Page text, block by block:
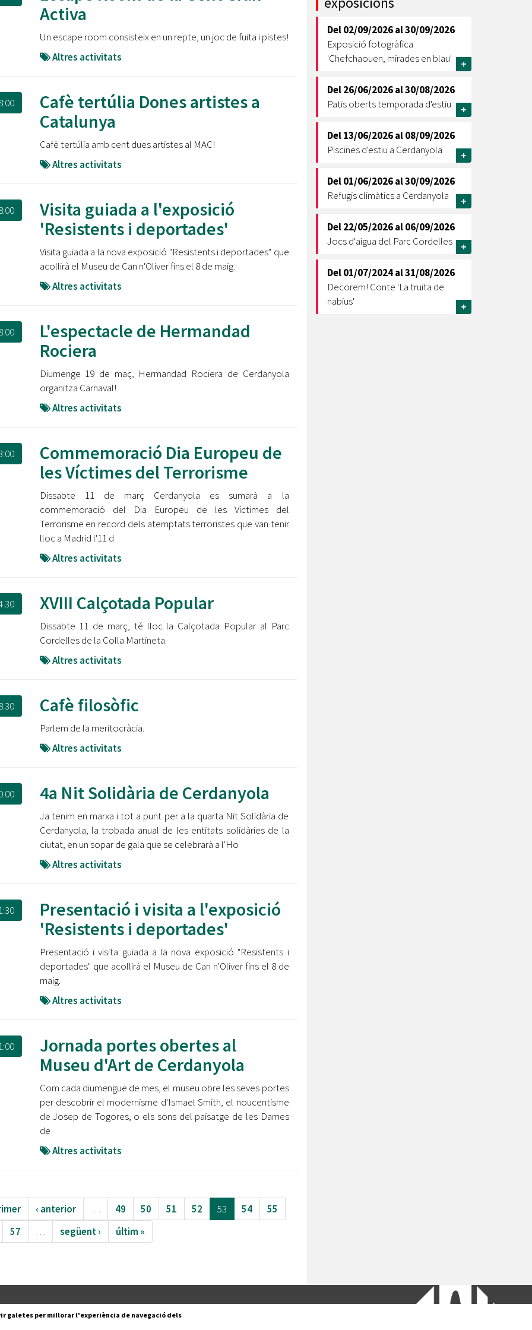
Ètica i Integritat
Retiment de Comptes
Dades Obertes
Catàleg de Serveis i Tràmits
Oberta la convocatòria d'Ajuts per a l'autoocupació
jove 2026
Cerdanyola opta a més de 5 milions d'euros del Pla de
Barris per transformar les Fontetes, Quatre Cantons i
El FIT presenta el cartell de la seva 16a edició i dona el
tret de sortida al festival
L’Ajuntament reparteix ulleres gratuïtes per veure
l'eclipsi solar
Entitats
Equipaments
Mercats Municipals
Webs Municipals
Activa
Un escape room consisteix en un repte, un joc de fuita i pistes!
Altres activitats
Cafè tertúlia Dones artistes a
Catalunya
Cafè tertúlia amb cent dues artistes al MAC!
Altres activitats
Visita guiada a l'exposició
'Resistents i deportades'
Visita guiada a la nova exposició "Resistents i deportades" que
acollirà el Museu de Can n'Oliver fins el 8 de maig.
Altres activitats
L'espectacle de Hermandad
Rociera
Diumenge 19 de maç, Hermandad Rociera de Cerdanyola
organitza Carnaval!
Altres activitats
Commemoració Dia Europeu de
les Víctimes del Terrorisme
Dissabte 11 de març Cerdanyola es sumarà a la
commemoració del Dia Europeu de les Víctimes del
Terrorisme en record dels atemptats terroristes que van tenir
lloc a Madrid l'11 d
Altres activitats
XVIII Calçotada Popular
Dissabte 11 de març, té lloc la Calçotada Popular al Parc
Cordelles de la Colla Martineta.
Altres activitats
Cafè filosòfic
Parlem de la meritocràcia.
Altres activitats
4a Nit Solidària de Cerdanyola
Ja tenim en marxa i tot a punt per a la quarta Nit Solidària de
Cerdanyola, la trobada anual de les entitats solidàries de la
ciutat, en un sopar de gala que se celebrarà a l'Ho
Altres activitats
Presentació i visita a l'exposició
'Resistents i deportades'
Presentació i visita guiada a la nova exposició "Resistents i
deportades" que acollirà el Museu de Can n'Oliver fins el 8 de
maig.
Altres activitats
Jornada portes obertes al
Museu d'Art de Cerdanyola
Com cada diumengue de mes, el museu obre les seves portes
per descobrir el modernisme d'Ismael Smith, el noucentisme
de Josep de Togores, o els sons del paisatge de les Dames
de
Altres activitats
‹ anterior … 49 50 51 52 53 54
55
57
… següent › últim »
Del02/09/2026al30/09/2026
Exposició fotogràfica
'Chefchaouen, mirades en blau'
+
Del26/06/2026al30/08/2026
Patis oberts temporada d'estiu
+
Del13/06/2026al08/09/2026
Piscines d'estiu a Cerdanyola
+
Del01/06/2026al30/09/2026
Refugis climàtics a Cerdanyola
+
Del22/05/2026al06/09/2026
Jocs d'aigua del Parc Cordelles
+
Del01/07/2024al31/08/2026
Decorem! Conte 'La truita de
nabius'
+
Layret, s/n
Segueix-nos a:
galetes per millorar l'experiència de navegació dels